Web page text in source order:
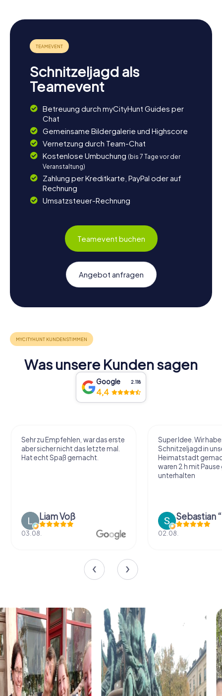
Nach einer spannenden Schnitzeljagd in Feldafing bietet
die Umgebung zahlreiche Möglichkeiten zur Entspannung
und weiteren Erkundungen. Der Feldafinger Park lädt zu
einem gemütlichen Spaziergang ein, bei dem ihr die Ruhe
mehr über die Region erfahren möchtet, lohnt sich ein
Besuch der Maffei-Kapelle oder der Villa Maffei, die beide
eindrucksvolle Zeugnisse der Vergangenheit sind. Lasst
Gasthäuser ausklingen und genießt eine deftige Mahlzeit
mit Blick auf den Starnberger See.
Schnitzeljagd als
Teamevent
Betreuung durch myCityHunt Guides per
Chat
Gemeinsame Bildergalerie und Highscore
Vernetzung durch Team-Chat
Kostenlose Umbuchung (bis 7 Tage vor der
Veranstaltung)
Zahlung per Kreditkarte, PayPal oder auf
Rechnung
Umsatzsteuer-Rechnung
Teamevent buchen
Angebot anfragen
Was unsere Kunden sagen
Google 2.118
4,4
Sehr zu Empfehlen, war das erste
aber sicher nicht das letzte mal.
Hat echt Spaß gemacht.
Liam Voß
03.08.
Super Idee. Wir
Schnitzeljagd in
Heimatstadt
waren 2 h mit
unterhalten
02.08.